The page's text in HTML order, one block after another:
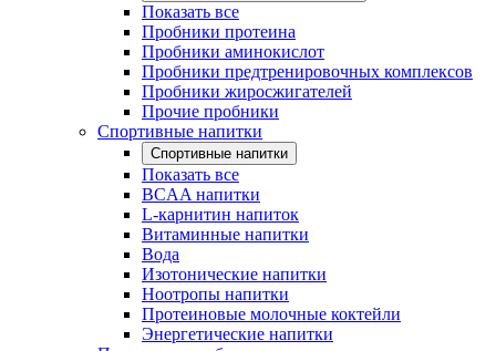
Показать все
Пробники протеина
Пробники аминокислот
Пробники предтренировочных комплексов
Пробники жиросжигателей
Прочие пробники
Спортивные напитки
Спортивные напитки
Показать все
BCAA напитки
L-карнитин напиток
Витаминные напитки
Вода
Изотонические напитки
Ноотропы напитки
Протеиновые молочные коктейли
Энергетические напитки